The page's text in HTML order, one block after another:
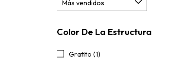
Color De La Estructura
Grafito (1)